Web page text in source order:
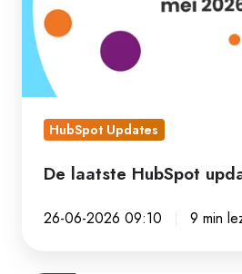
mei
2026
HubSpot Updates
De laatste HubSpot
26-06-2026 09:10 9 min